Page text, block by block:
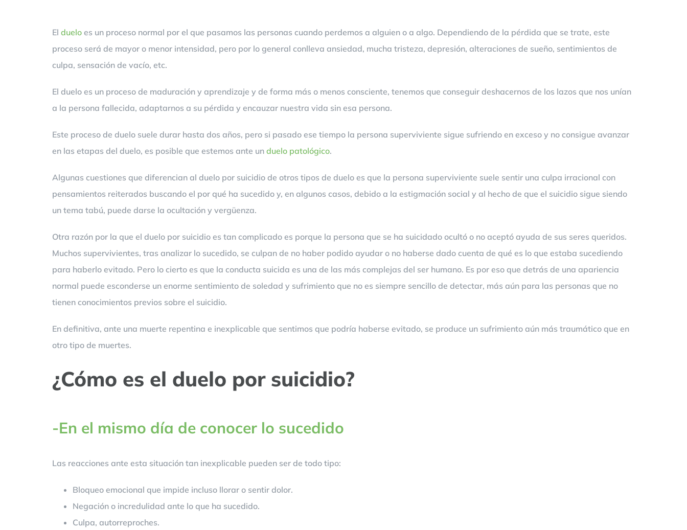
El duelo es un proceso normal por el que pasamos las personas cuando perdemos a alguien o a algo. Dependiendo de la pérdida que se trate, este
proceso será de mayor o menor intensidad, pero por lo general conlleva ansiedad, mucha tristeza, depresión, alteraciones de sueño, sentimientos de
culpa, sensación de vacío, etc.
El duelo es un proceso de maduración y aprendizaje y de forma más o menos consciente, tenemos que conseguir deshacernos de los lazos que nos unían
a la persona fallecida, adaptarnos a su pérdida y encauzar nuestra vida sin esa persona.
Este proceso de duelo suele durar hasta dos años, pero si pasado ese tiempo la persona superviviente sigue sufriendo en exceso y no consigue avanzar
en las etapas del duelo, es posible que estemos ante un duelo patológico.
Algunas cuestiones que diferencian al duelo por suicidio de otros tipos de duelo es que la persona superviviente suele sentir una culpa irracional con
pensamientos reiterados buscando el por qué ha sucedido y, en algunos casos, debido a la estigmación social y al hecho de que el suicidio sigue siendo
un tema tabú, puede darse la ocultación y vergüenza.
Otra razón por la que el duelo por suicidio es tan complicado es porque la persona que se ha suicidado ocultó o no aceptó ayuda de sus seres queridos.
Muchos supervivientes, tras analizar lo sucedido, se culpan de no haber podido ayudar o no haberse dado cuenta de qué es lo que estaba sucediendo
para haberlo evitado. Pero lo cierto es que la conducta suicida es una de las más complejas del ser humano. Es por eso que detrás de una apariencia
normal puede esconderse un enorme sentimiento de soledad y sufrimiento que no es siempre sencillo de detectar, más aún para las personas que no
tienen conocimientos previos sobre el suicidio.
En definitiva, ante una muerte repentina e inexplicable que sentimos que podría haberse evitado, se produce un sufrimiento aún más traumático que en
otro tipo de muertes.
¿Cómo es el duelo por suicidio?
-En el mismo día de conocer lo sucedido
Las reacciones ante esta situación tan inexplicable pueden ser de todo tipo:
Bloqueo emocional que impide incluso llorar o sentir dolor.
Negación o incredulidad ante lo que ha sucedido.
Culpa, autorreproches.